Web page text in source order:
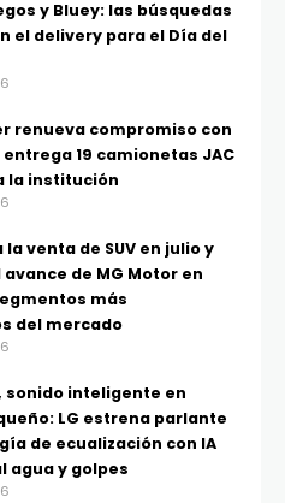
y Bluey: las búsquedas
el delivery para el Día del
renueva compromiso con
19 camionetas JAC
la institución
la venta de SUV en julio y
de MG Motor en
más
del mercado
sonido inteligente en
LG estrena parlante
de ecualización con IA
agua y golpes